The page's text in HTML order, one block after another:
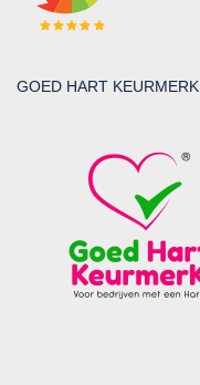
GOED HART KEURMERK